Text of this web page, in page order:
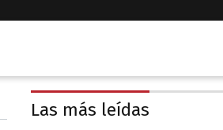
Las más leídas